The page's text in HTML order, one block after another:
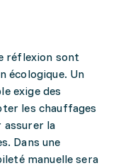
réflexion sont
écologique. Un
exige des
les chauffages
assurer la
Dans une
manuelle sera